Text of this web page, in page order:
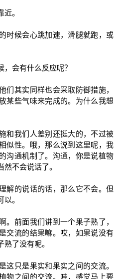
。
时候会心跳加速，滑腿就跑，或
会有什么反应呢？
们其实同样也会采取防御措施，
某些气味来完成的。为什么我想
和我们人差别还挺大的，不过被
似性。哦，那么说到这里呢，我
沟通机制了。沟通，你是说植物
不会说话了。
解的说话的话，那么它不会。但
。
。前面我们讲到一个果子熟了，
交流的结果嘛。哎，如果说没有
了没有呢。
这只是果实和果实之间的交流。
物之间的交流。哇，感觉马上要